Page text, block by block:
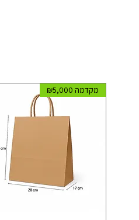
מקדמה ₪5,000